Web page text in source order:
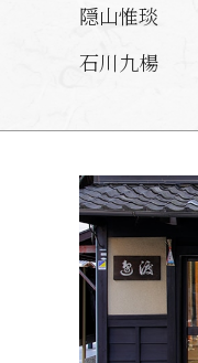
隠山惟琰
石川九楊
う
雲居希膺
魚野自醒